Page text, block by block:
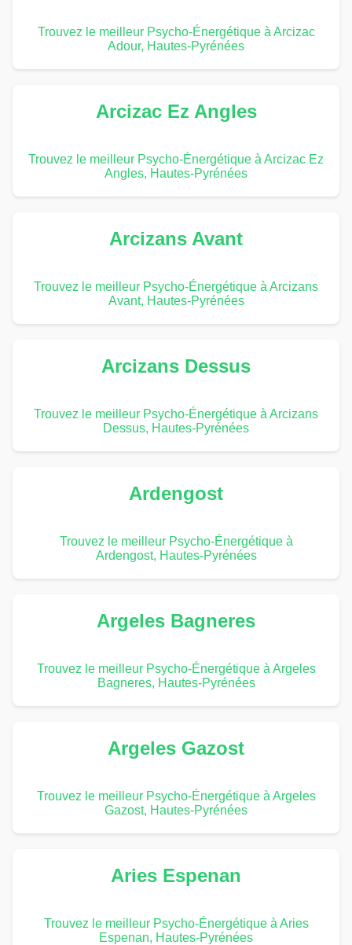
Trouvez le meilleur Psycho-Énergétique à Arcizac
Adour, Hautes-Pyrénées
Arcizac Ez Angles
Trouvez le meilleur Psycho-Énergétique à Arcizac Ez
Angles, Hautes-Pyrénées
Arcizans Avant
Trouvez le meilleur Psycho-Énergétique à Arcizans
Avant, Hautes-Pyrénées
Arcizans Dessus
Trouvez le meilleur Psycho-Énergétique à Arcizans
Dessus, Hautes-Pyrénées
Ardengost
Trouvez le meilleur Psycho-Énergétique à
Ardengost, Hautes-Pyrénées
Argeles Bagneres
Trouvez le meilleur Psycho-Énergétique à Argeles
Bagneres, Hautes-Pyrénées
Argeles Gazost
Trouvez le meilleur Psycho-Énergétique à Argeles
Gazost, Hautes-Pyrénées
Aries Espenan
Trouvez le meilleur Psycho-Énergétique à Aries
Espenan, Hautes-Pyrénées